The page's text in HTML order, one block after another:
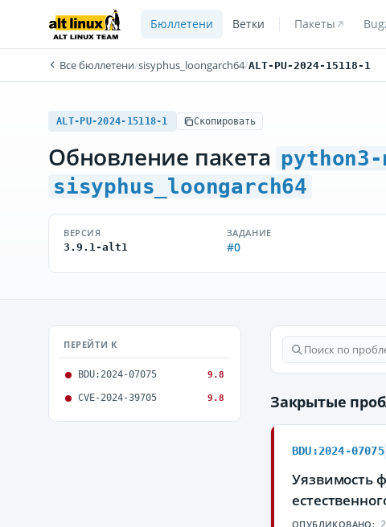
Бюллетени Ветки Пакеты
Все бюллетени/sisyphus_loongarch64/ALT-PU-2024-15118-1
ALT-PU-2024-15118-1 Скопировать
Обновление пакета
sisyphus_loongarch64
ВЕРСИЯ
3.9.1-alt1
ЗАДАНИЕ
#0
ПЕРЕЙТИ К
BDU:2024-07075 9.8
CVE-2024-39705 9.8 Закрытые
BDU:2024-07075
Уязвимость
ОПУБЛИКОВАНО: